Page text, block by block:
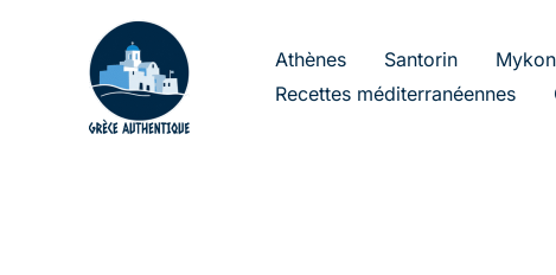
Athènes Santorin
Recettes méditerranéennes